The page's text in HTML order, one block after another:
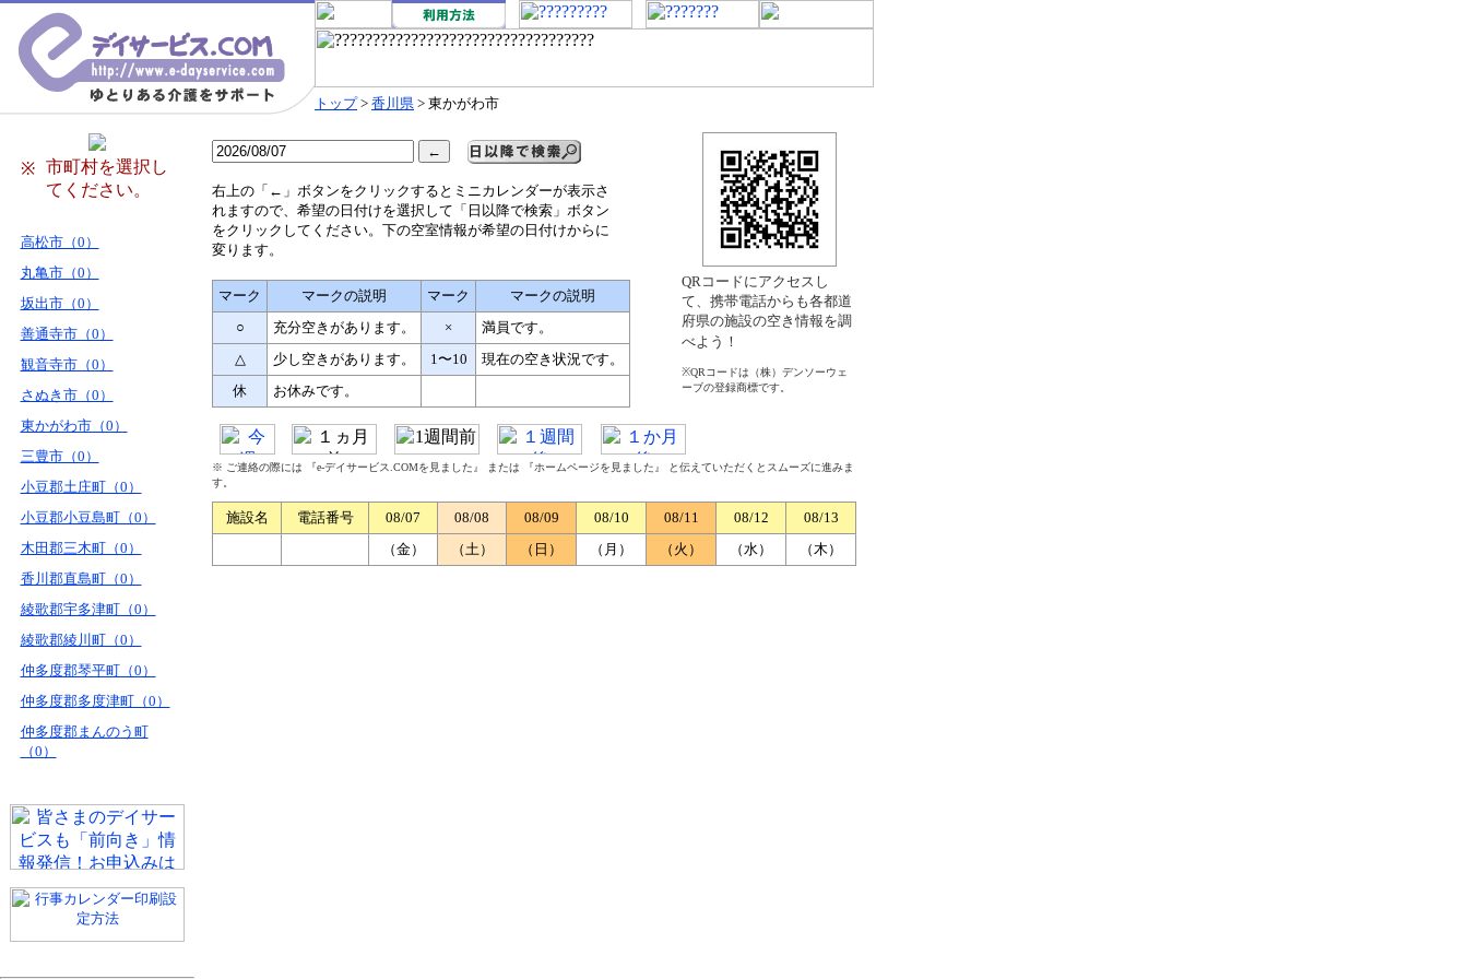
トップ> 香川県 > 東かがわ市
※
市町村を選択し
てください。
高松市（0）
丸亀市（0）
坂出市（0）
善通寺市（0）
観音寺市（0）
さぬき市（0）
東かがわ市（0）
三豊市（0）
小豆郡土庄町（0）
小豆郡小豆島町（0）
木田郡三木町（0）
香川郡直島町（0）
綾歌郡宇多津町（0）
綾歌郡綾川町（0）
仲多度郡琴平町（0）
仲多度郡多度津町（0）
仲多度郡まんのう町
（0）
右上の「←」ボタンをクリックするとミニカレンダーが表示さ
れますので、希望の日付けを選択して「日以降で検索」ボタン
をクリックしてください。下の空室情報が希望の日付けからに
変ります。
マーク マークの説明 マーク
マークの説明
○
充分空きがあります。 ×
満員です。
△
少し空きがあります。 1〜10
現在の空き状況です。
休
お休みです。
QRコードにアクセスし
て、携帯電話からも各都道
府県の施設の空き情報を調
べよう！
※QRコードは（株）デンソーウェ
ーブの登録商標です。
※ ご連絡の際には 『e-デイサービス.COMを見ました』 または 『ホームページを見ました』 と伝えていただくとスムーズに進みま
す。
施設名 電話番号 08/07 08/08 08/09 08/10 08/11 08/12
08/13
（金）
（土） （日） （月） （火） （水） （木）